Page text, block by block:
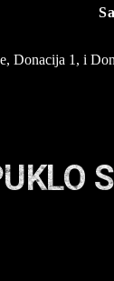
Donacija 1, i